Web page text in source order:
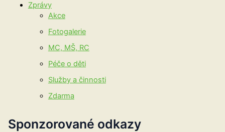
Zprávy
Akce
Fotogalerie
MC, MŠ, RC
Péče o děti
Služby a činnosti
Zdarma
Sponzorované odkazy